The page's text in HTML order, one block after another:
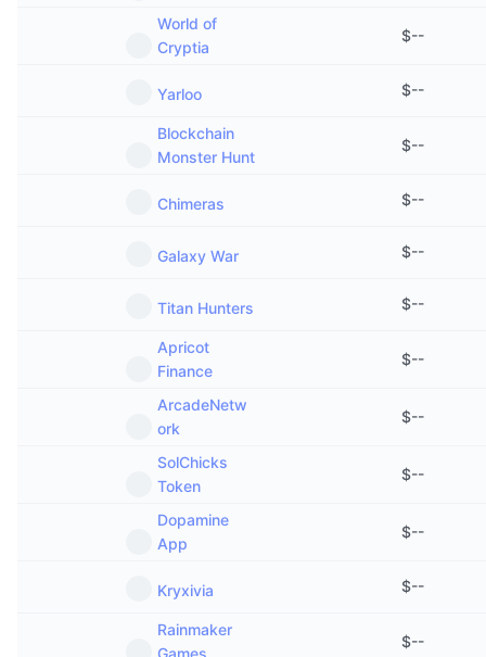
World of
Cryptia
$--
Yarloo $--
Blockchain
Monster Hunt
$--
Chimeras $--
Galaxy War $--
Titan Hunters $--
Apricot
Finance
$--
ArcadeNetw
ork
$--
SolChicks
Token
$--
Dopamine
App
$--
Kryxivia $--
Rainmaker
Games
$--